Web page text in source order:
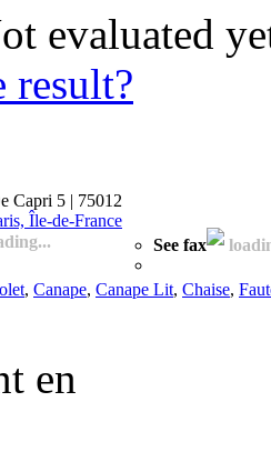
evaluated
result?
Capri 5 | 75012
Île-de-France
See fax
, Canape, Canape Lit, Chaise,